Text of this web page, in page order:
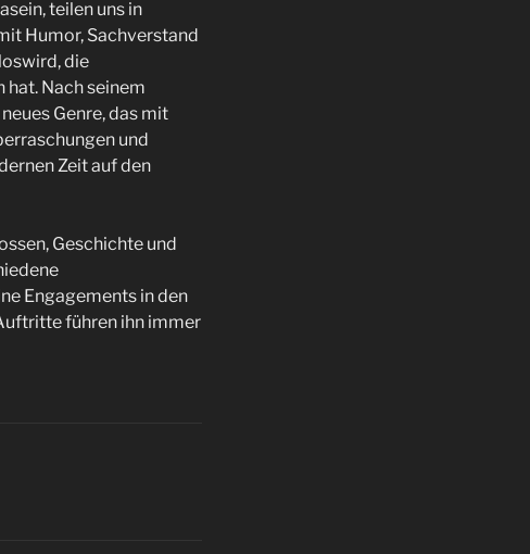
teilen uns in
Humor, Sachverstand
die
hat. Nach seinem
Genre, das mit
und
Zeit auf den
Geschichte und
Engagements in den
führen ihn immer